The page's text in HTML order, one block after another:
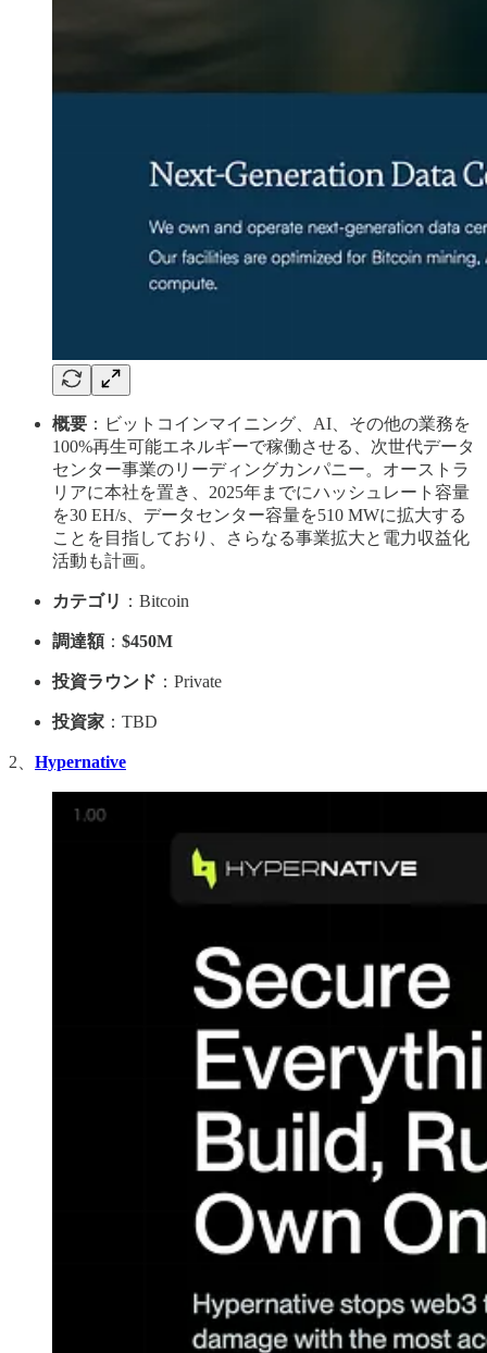
概要 ：ビットコインマイニング、AI、その他の業務を
100%再生可能エネルギーで稼働させる、次世代データ
センター事業のリーディングカンパニー。オーストラ
リアに本社を置き、2025年までにハッシュレート容量
を30 EH/s、データセンター容量を510 MWに拡大する
ことを目指しており、さらなる事業拡大と電力収益化
活動も計画。
カテゴリ ：Bitcoin
調達額： $450M
投資ラウンド ：Private
投資家 ：TBD
2、 Hypernative